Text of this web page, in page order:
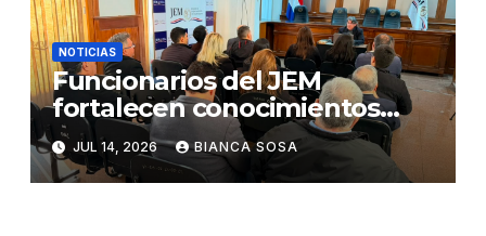
NOTICIAS
Funcionarios del JEM
fortalecen conocimientos
sobre administración de
contratos públicos
JUL 14, 2026 BIANCA SOSA